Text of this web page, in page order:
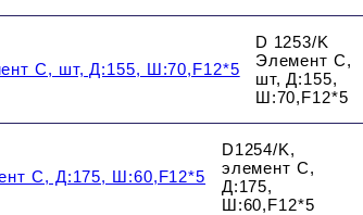
D 1253/K
Элемент C,
шт, Д:155,
Ш:70,F12*5
D1254/K,
элемент C,
Д:175,
Ш:60,F12*5